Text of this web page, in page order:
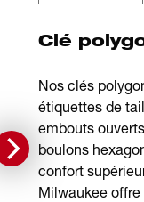
Clé
Nos clés
étiquettes de
embouts
boulons
confort
Milwaukee